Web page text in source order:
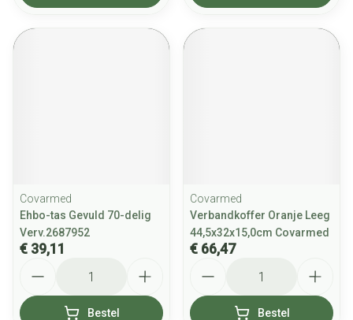
Covarmed
Ehbo-tas Gevuld 70-delig
Verv.2687952
€ 39,11
Bestel
Covarmed
Verbandkoffer Oranje Leeg
44,5x32x15,0cm Covarmed
€ 66,47
Bestel